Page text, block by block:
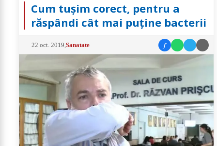
Cum tuşim corect, pentru a
răspândi cât mai puţine bacterii
22 oct. 2019 ,Sanatate f